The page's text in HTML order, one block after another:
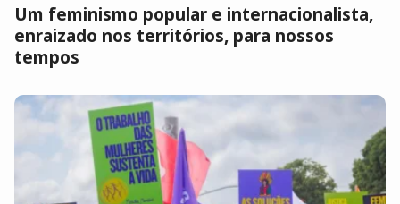
Um feminismo popular e internacionalista,
enraizado nos territórios, para nossos
tempos